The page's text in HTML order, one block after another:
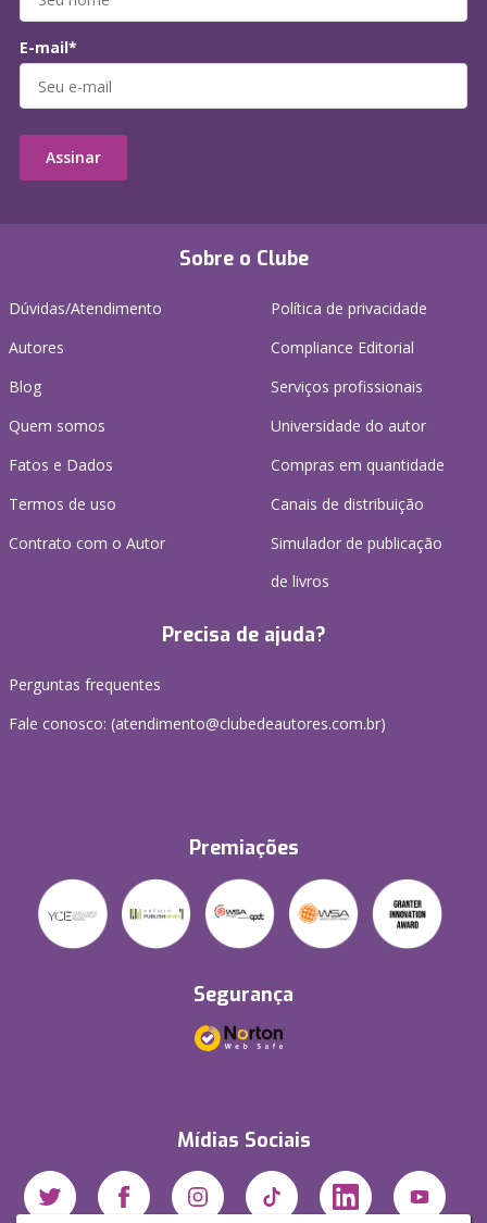
Sobre o Clube
Dúvidas/Atendimento
Autores
Blog
Quem somos
Fatos e Dados
Termos de uso
Contrato com o Autor
Política de privacidade
Compliance Editorial
Serviços profissionais
Universidade do autor
Compras em quantidade
Canais de distribuição
Simulador de publicação
de livros
Precisa de ajuda?
Perguntas frequentes
Fale conosco: (atendimento@clubedeautores.com.br)
Premiações
Segurança
Mídias Sociais
E-mail*
Assinar